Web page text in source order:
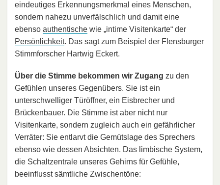
eindeutiges Erkennungsmerkmal eines Menschen,
sondern nahezu unverfälschlich und damit eine
ebenso authentische wie „intime Visitenkarte“ der
Persönlichkeit. Das sagt zum Beispiel der Flensburger
Stimmforscher Hartwig Eckert.
Über die Stimme bekommen wir Zugang zu den
Gefühlen unseres Gegenübers. Sie ist ein
unterschwelliger Türöffner, ein Eisbrecher und
Brückenbauer. Die Stimme ist aber nicht nur
Visitenkarte, sondern zugleich auch ein gefährlicher
Verräter: Sie entlarvt die Gemütslage des Sprechers
ebenso wie dessen Absichten. Das limbische System,
die Schaltzentrale unseres Gehirns für Gefühle,
beeinflusst sämtliche Zwischentöne: